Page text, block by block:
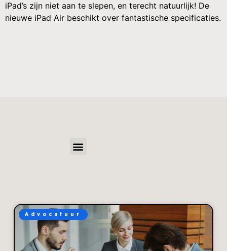
iPad’s zijn niet aan te slepen, en terecht natuurlijk! De
nieuwe iPad Air beschikt over fantastische specificaties.
Advocatuur